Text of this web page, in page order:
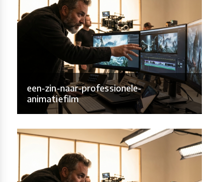
een-zin-naar-professionele-
animatiefilm